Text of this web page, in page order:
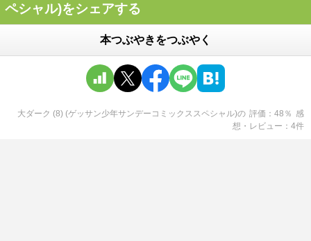
ペシャル)をシェアする
本つぶやきをつぶやく
大ダーク (8) (ゲッサン少年サンデーコミックススペシャル)の 評価 48 ％ 感
想・レビュー
4件